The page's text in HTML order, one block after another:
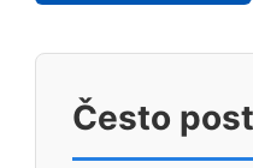
Često